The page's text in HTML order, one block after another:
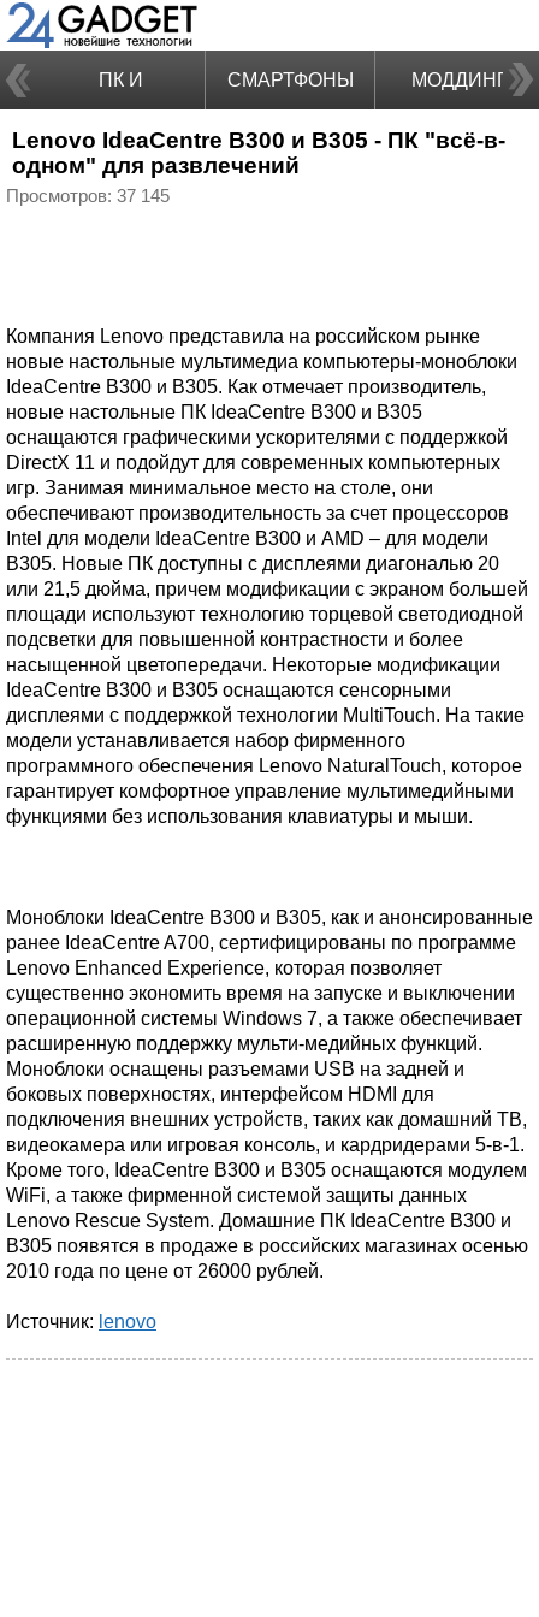
ПК И
НОУТБУКИ
СМАРТФОНЫ МОДДИНГ
Lenovo IdeaCentre B300 и B305 - ПК "всё-в-
одном" для развлечений
Просмотров: 37 145
Компания Lenovo представила на российском рынке
новые настольные мультимедиа компьютеры-моноблоки
IdeaCentre B300 и B305. Как отмечает производитель,
новые настольные ПК IdeaCentre B300 и B305
оснащаются графическими ускорителями с поддержкой
DirectX 11 и подойдут для современных компьютерных
игр. Занимая минимальное место на столе, они
обеспечивают производительность за счет процессоров
Intel для модели IdeaCentre B300 и AMD – для модели
B305. Новые ПК доступны с дисплеями диагональю 20
или 21,5 дюйма, причем модификации с экраном большей
площади используют технологию торцевой светодиодной
подсветки для повышенной контрастности и более
насыщенной цветопередачи. Некоторые модификации
IdeaCentre B300 и B305 оснащаются сенсорными
дисплеями с поддержкой технологии MultiTouch. На такие
модели устанавливается набор фирменного
программного обеспечения Lenovo NaturalTouch, которое
гарантирует комфортное управление мультимедийными
функциями без использования клавиатуры и мыши.
Моноблоки IdeaCentre B300 и B305, как и анонсированные
ранее IdeaCentre A700, сертифицированы по программе
Lenovo Enhanced Experience, которая позволяет
существенно экономить время на запуске и выключении
операционной системы Windows 7, а также обеспечивает
расширенную поддержку мульти-медийных функций.
Моноблоки оснащены разъемами USB на задней и
боковых поверхностях, интерфейсом HDMI для
подключения внешних устройств, таких как домашний ТВ,
видеокамера или игровая консоль, и кардридерами 5-в-1.
Кроме того, IdeaCentre B300 и B305 оснащаются модулем
WiFi, а также фирменной системой защиты данных
Lenovo Rescue System. Домашние ПК IdeaCentre B300 и
B305 появятся в продаже в российских магазинах осенью
2010 года по цене от 26000 рублей.
Источник: lenovo